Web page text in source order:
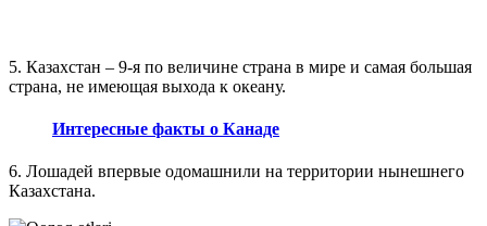
5. Казахстан – 9-я по величине страна в мире и самая большая
страна, не имеющая выхода к океану.
Интересные факты о Канаде
6. Лошадей впервые одомашнили на территории нынешнего
Казахстана.